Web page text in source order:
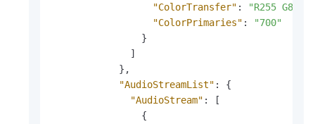
"ColorTransfer" :
"R255 G83
"ColorPrimaries" :
"700"
}
]
} ,
"AudioStreamList" :
{
"AudioStream" :
[
{